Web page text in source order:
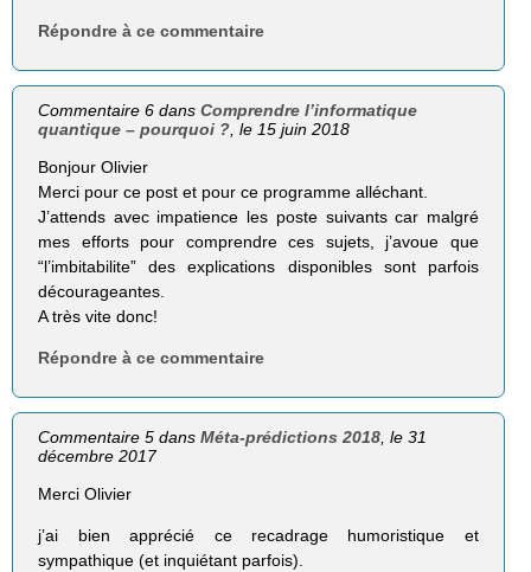
Répondre à ce commentaire
Commentaire 6 dansComprendre l’informatique
quantique – pourquoi ? , le 15 juin 2018
Bonjour Olivier
Merci pour ce post et pour ce programme alléchant.
J’attends avec impatience les poste suivants car malgré
mes efforts pour comprendre ces sujets, j’avoue que
“l’imbitabilite” des explications disponibles sont parfois
décourageantes.
A très vite donc!
Répondre à ce commentaire
Commentaire 5 dansMéta-prédictions 2018, le 31
décembre 2017
Merci Olivier
j’ai bien apprécié ce recadrage humoristique et
sympathique (et inquiétant parfois).